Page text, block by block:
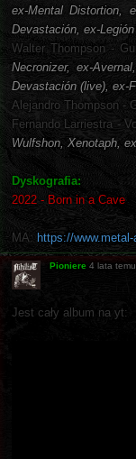
ex-Mental Distortion,
Devastación, ex-
Walter Thompson -
Necronizer, ex-
Devastación (live), ex-
Alejandro Thompson -
Fernando Larriestra -
Wulfshon, Xenotaph,
Dyskografia:
2022 - Born in a Cave
MA: https://
Pioniere 4 lata temu
Jest cały album na yt: